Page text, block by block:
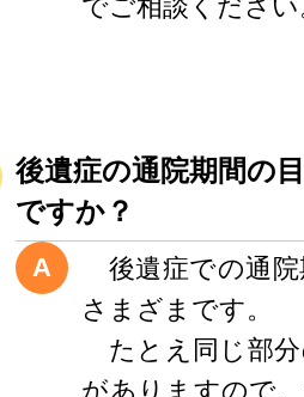
でご相談ください
後遺症の通院期間の
ですか？
A
後遺症での通院
さまざまです。
たとえ同じ部分
がありますので